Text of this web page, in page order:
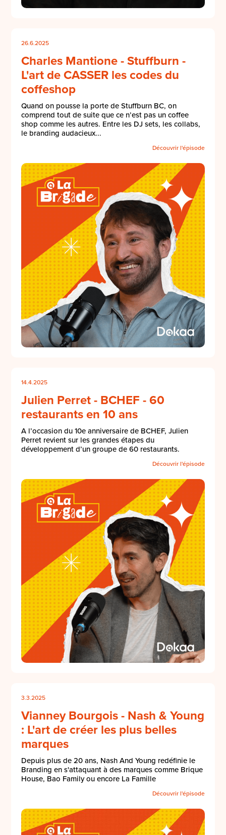
26.6.2025
Charles Mantione - Stuffburn -
L'art de CASSER les codes du
coffeshop
Quand on pousse la porte de Stuffburn BC, on
comprend tout de suite que ce n’est pas un coffee
shop comme les autres. Entre les DJ sets, les collabs,
le branding audacieux...
Découvrir l'épisode
14.4.2025
Julien Perret - BCHEF - 60
restaurants en 10 ans
A l’occasion du 10e anniversaire de BCHEF, Julien
Perret revient sur les grandes étapes du
développement d’un groupe de 60 restaurants.
Découvrir l'épisode
3.3.2025
Vianney Bourgois - Nash & Young
: L'art de créer les plus belles
marques
Depuis plus de 20 ans, Nash And Young redéfinie le
Branding en s'attaquant à des marques comme Brique
House, Bao Family ou encore La Famille
Découvrir l'épisode